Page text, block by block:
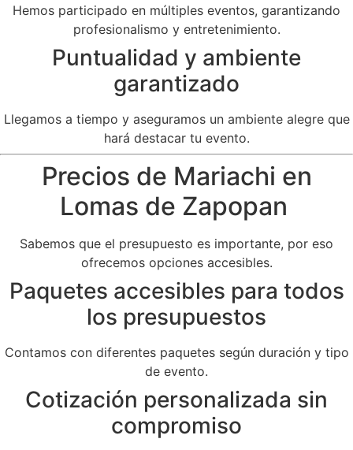
Hemos participado en múltiples eventos, garantizando
profesionalismo y entretenimiento.
Puntualidad y ambiente
garantizado
Llegamos a tiempo y aseguramos un ambiente alegre que
hará destacar tu evento.
Precios de Mariachi en
Lomas de Zapopan
Sabemos que el presupuesto es importante, por eso
ofrecemos opciones accesibles.
Paquetes accesibles para todos
los presupuestos
Contamos con diferentes paquetes según duración y tipo
de evento.
Cotización personalizada sin
compromiso